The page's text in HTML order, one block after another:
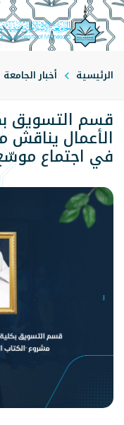
الرئيسية أخبار الجامعة
قسم التسويق
الأعمال يناقش
في اجتماع